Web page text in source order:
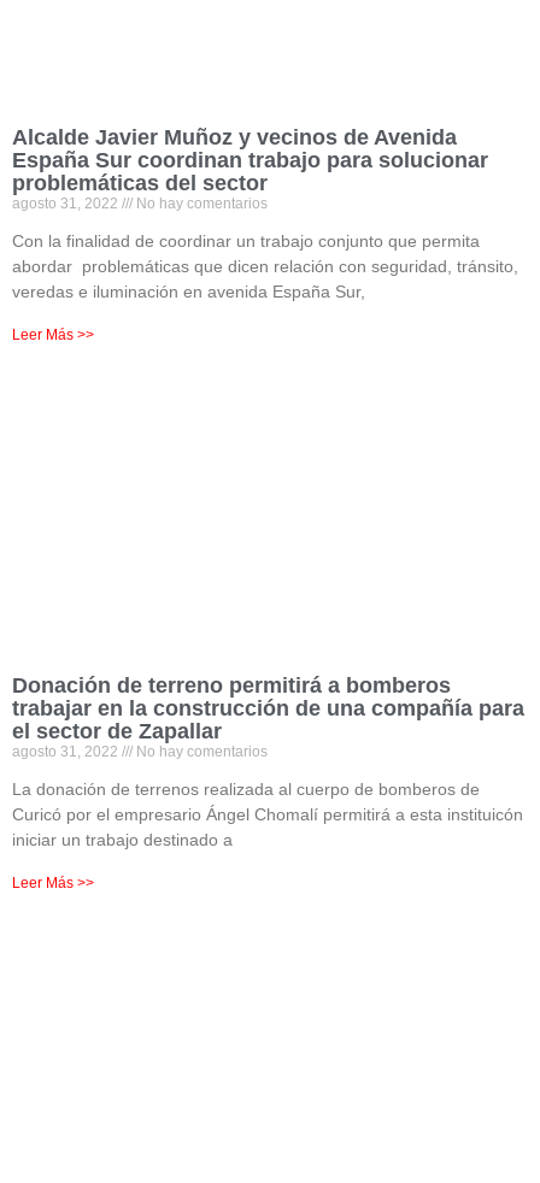
Alcalde Javier Muñoz y vecinos de Avenida
España Sur coordinan trabajo para solucionar
problemáticas del sector
agosto 31, 2022 No hay comentarios
Con la finalidad de coordinar un trabajo conjunto que permita
abordar problemáticas que dicen relación con seguridad, tránsito,
veredas e iluminación en avenida España Sur,
Leer Más >>
Donación de terreno permitirá a bomberos
trabajar en la construcción de una compañía para
el sector de Zapallar
agosto 31, 2022 No hay comentarios
La donación de terrenos realizada al cuerpo de bomberos de
Curicó por el empresario Ángel Chomalí permitirá a esta instituicón
iniciar un trabajo destinado a
Leer Más >>